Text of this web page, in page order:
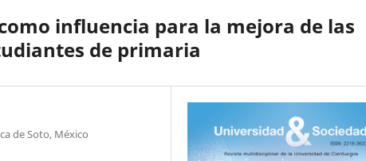
influencia para la mejora de las
de primaria
de Soto, México